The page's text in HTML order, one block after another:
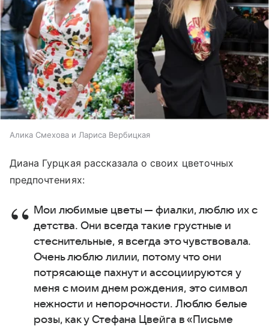
Алика Смехова и Лариса Вербицкая
Диана Гурцкая рассказала о своих цветочных
предпочтениях:
Мои любимые цветы — фиалки, люблю их с
детства. Они всегда такие грустные и
стеснительные, я всегда это чувствовала.
Очень люблю лилии, потому что они
потрясающе пахнут и ассоциируются у
меня с моим днем рождения, это символ
нежности и непорочности. Люблю белые
розы, как у Стефана Цвейга в «Письме